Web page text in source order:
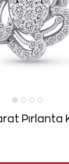
Pırlanta